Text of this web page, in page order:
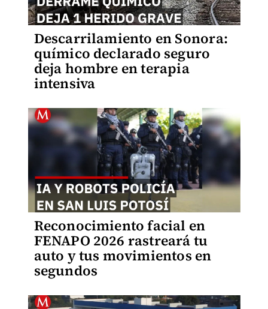
Descarrilamiento en Sonora:
químico declarado seguro
deja hombre en terapia
intensiva
Reconocimiento facial en
FENAPO 2026 rastreará tu
auto y tus movimientos en
segundos